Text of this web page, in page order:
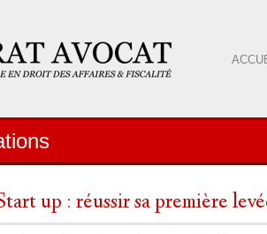
up : réussir sa première